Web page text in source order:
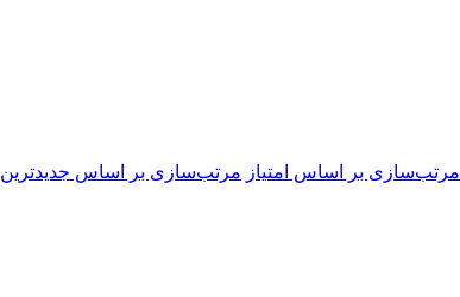
مرتب‌سازی بر اساس امتیاز مرتب‌سازی بر اساس جدیدترین